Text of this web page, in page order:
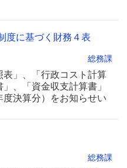
度に基づく財務４表
総務課
」、「行政コスト計算
、「資金収支計算書」
決算分）をお知らせい
総務課